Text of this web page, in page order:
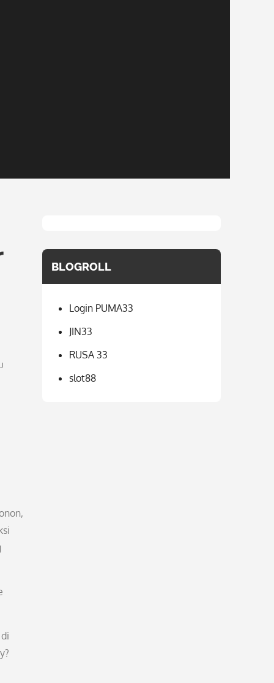
BLOGROLL
Login PUMA33
JIN33
RUSA 33
slot88